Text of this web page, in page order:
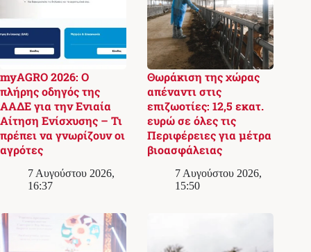
myAGRO 2026: Ο
πλήρης οδηγός της
ΑΑΔΕ για την Ενιαία
Αίτηση Ενίσχυσης – Τι
πρέπει να γνωρίζουν οι
αγρότες
7 Αυγούστου 2026,
16:37
Θωράκιση της χώρας
απέναντι στις
επιζωοτίες: 12,5 εκατ.
ευρώ σε όλες τις
Περιφέρειες για μέτρα
βιοασφάλειας
7 Αυγούστου 2026,
15:50